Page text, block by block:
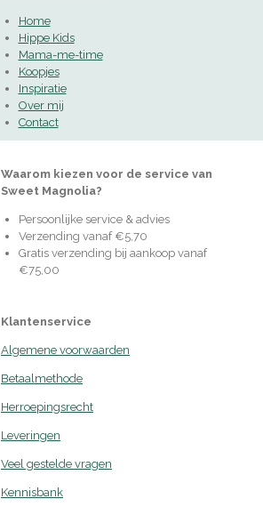
Home
Hippe Kids
Mama-me-time
Koopjes
Inspiratie
Over mij
Contact
Waarom kiezen voor de service van
Sweet Magnolia?
Persoonlijke service & advies
Verzending vanaf €5,70
Gratis verzending bij aankoop vanaf
€75,00
Klantenservice
Algemene voorwaarden
Betaalmethode
Herroepingsrecht
Leveringen
Veel gestelde vragen
Kennisbank